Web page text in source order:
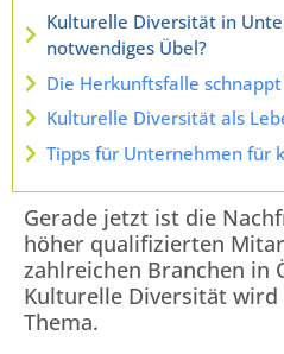
Kulturelle Diversität in
notwendiges Übel?
Die Herkunftsfalle schnappt
Kulturelle Diversität als
Tipps für Unternehmen für
Gerade jetzt ist die
höher qualifizierten
zahlreichen Branchen in
Kulturelle Diversität
Thema.